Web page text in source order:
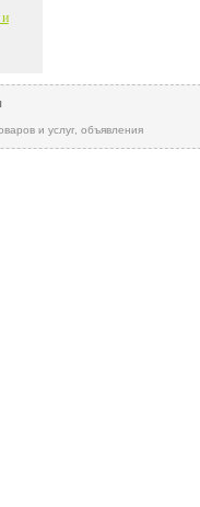
и услуг, объявления